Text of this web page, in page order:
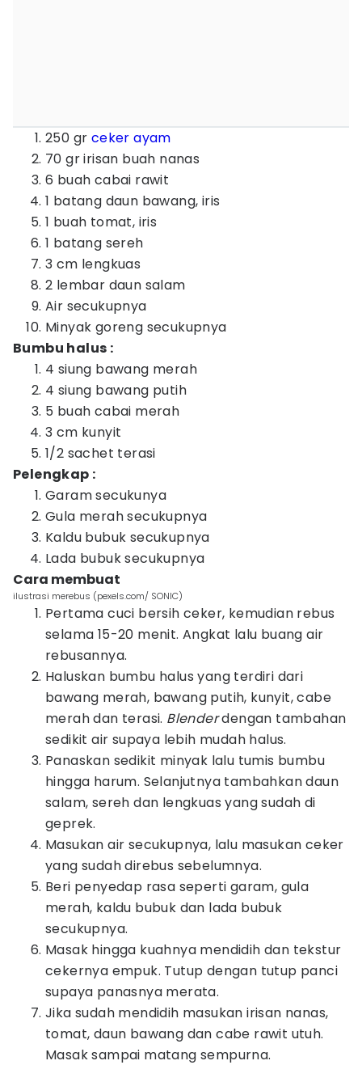
250 gr ceker ayam
70 gr irisan buah nanas
6 buah cabai rawit
1 batang daun bawang, iris
1 buah tomat, iris
1 batang sereh
3 cm lengkuas
2 lembar daun salam
Air secukupnya
Minyak goreng secukupnya
Bumbu halus :
4 siung bawang merah
4 siung bawang putih
5 buah cabai merah
3 cm kunyit
1/2 sachet terasi
Pelengkap :
Garam secukunya
Gula merah secukupnya
Kaldu bubuk secukupnya
Lada bubuk secukupnya
Cara membuat
ilustrasi merebus (pexels.com/ SONIC)
Pertama cuci bersih ceker, kemudian rebus
selama 15-20 menit. Angkat lalu buang air
rebusannya.
Haluskan bumbu halus yang terdiri dari
bawang merah, bawang putih, kunyit, cabe
merah dan terasi. Blenderdengan tambahan
sedikit air supaya lebih mudah halus.
Panaskan sedikit minyak lalu tumis bumbu
hingga harum. Selanjutnya tambahkan daun
salam, sereh dan lengkuas yang sudah di
geprek.
Masukan air secukupnya, lalu masukan ceker
yang sudah direbus sebelumnya.
Beri penyedap rasa seperti garam, gula
merah, kaldu bubuk dan lada bubuk
secukupnya.
Masak hingga kuahnya mendidih dan tekstur
cekernya empuk. Tutup dengan tutup panci
supaya panasnya merata.
Jika sudah mendidih masukan irisan nanas,
tomat, daun bawang dan cabe rawit utuh.
Masak sampai matang sempurna.